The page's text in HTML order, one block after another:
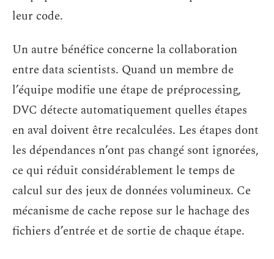
leur code.
Un autre bénéfice concerne la collaboration
entre data scientists. Quand un membre de
l’équipe modifie une étape de préprocessing,
DVC détecte automatiquement quelles étapes
en aval doivent être recalculées. Les étapes dont
les dépendances n’ont pas changé sont ignorées,
ce qui réduit considérablement le temps de
calcul sur des jeux de données volumineux. Ce
mécanisme de cache repose sur le hachage des
fichiers d’entrée et de sortie de chaque étape.